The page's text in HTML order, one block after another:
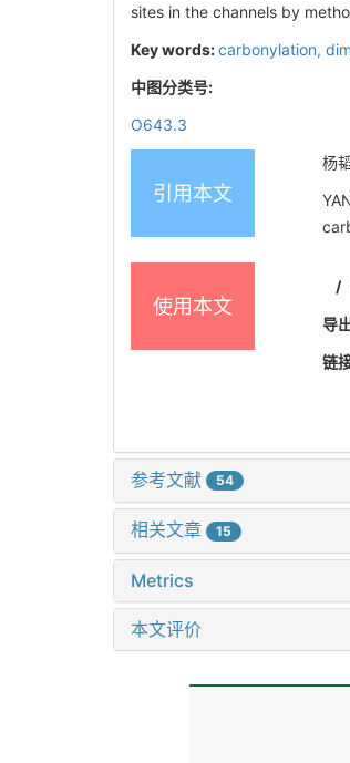
sites in the channels by
Key words:carbonylation,
中图分类号:
O643.3
引用本文
杨
使用本文
/
导
链
参考文献 54
相关文章 15
Metrics
本文评价